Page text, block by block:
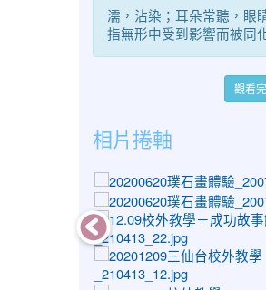
濡，沾染；耳朵常聽，眼
指無形中受到影響而被同
觀看
相片捲軸